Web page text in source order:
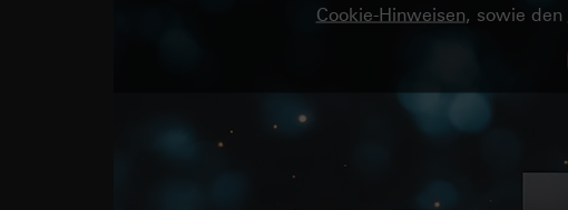
Cookie-Hinweisen, sowie den